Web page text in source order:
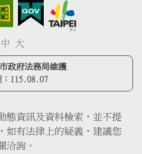
中 大
政府法務局維護
115.08.07
態資訊及資料檢索，並不提
如有法律上的疑義，建議您
洽詢。